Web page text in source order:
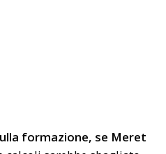
formazione, se Meret